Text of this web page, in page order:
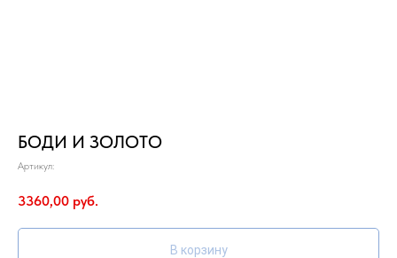
БОДИ И ЗОЛОТО
Артикул:
3360,00 руб.
В корзину